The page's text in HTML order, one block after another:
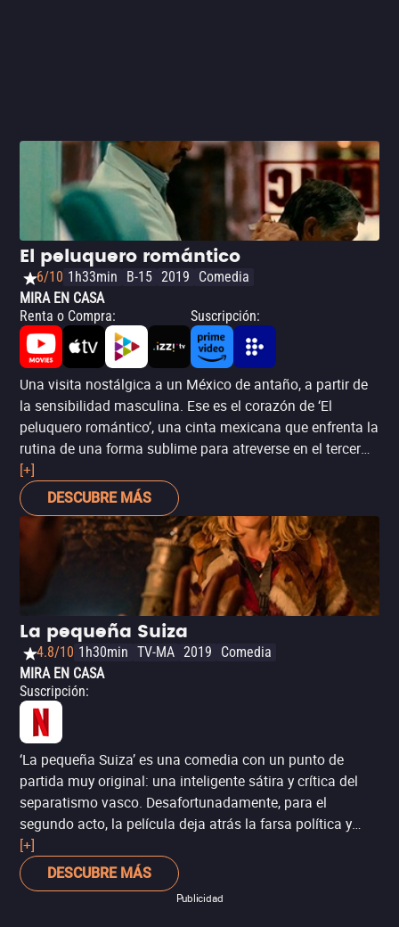
El peluquero romántico
6/10 1h33min B-15 2019
Comedia
MIRA EN CASA
Renta o Compra: Suscripción:
Una visita nostálgica a un México de antaño, a partir de
la sensibilidad masculina. Ese es el corazón de ‘El
peluquero romántico’, una cinta mexicana que enfrenta la
rutina de una forma sublime para atreverse en el tercer
acto a darle un giro experimental. A los fanáticos de su
director, Iván Ávila Dueñas, les dará gusto saber que
continúa manteniendo ese discurso poético y sensible
que define el resto de su filmografía. En resumidas
cuentas, es una película que encantará no sólo por su
dirección de arte que homenajea al pasado, sino también
por sus referencias a la época de oro del cine mexicano.
Una oda a los eternos enamorados y soñadores que
nunca pierden la esperanza.
[+]
DESCUBRE MÁS
La pequeña Suiza
4.8/10 1h30min TV-MA 2019
Comedia
MIRA EN CASA
Suscripción:
‘La pequeña Suiza’ es una comedia con un punto de
partida muy original: una inteligente sátira y crítica del
separatismo vasco. Desafortunadamente, para el
segundo acto, la película deja atrás la farsa política y
opta por una comedia básica y predecible de situaciones
y personajes excéntricos. Eso sí, el elenco hace un
trabajo fantástico con roles que van desde un alcalde
[+]
DESCUBRE MÁS
Publicidad